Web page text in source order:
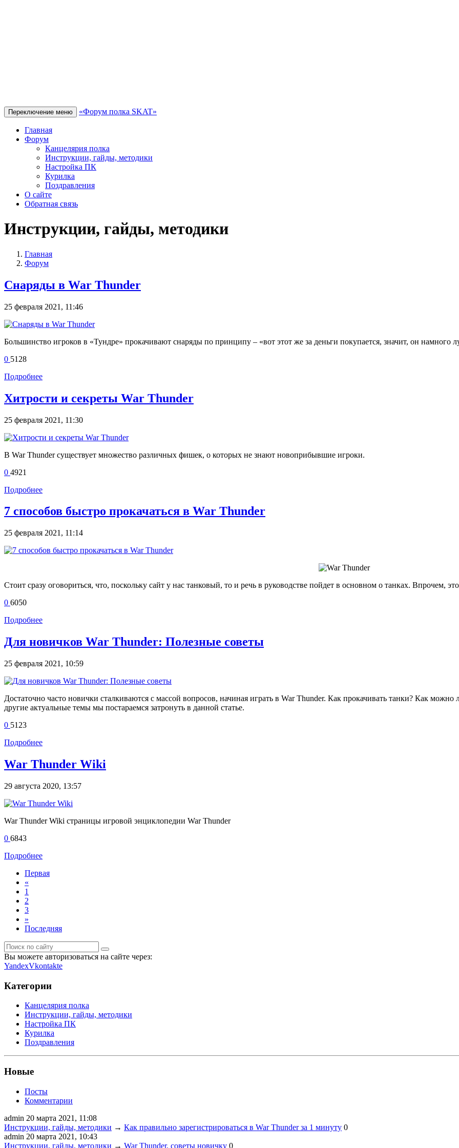
Переключение меню «Форум полка SKAT»
Главная
Форум
Канцелярия полка
Инструкции, гайды, методики
Настройка ПК
Курилка
Поздравления
О сайте
Обратная связь
Инструкции, гайды, методики
Главная
Форум
Снаряды в War Thunder
25 февраля 2021, 11:46
Большинство игроков в «Тундре» прокачивают снаряды по принципу – «вот этот же за деньги покупается, значит, он намного
0 5128
Подробнее
Хитрости и секреты War Thunder
25 февраля 2021, 11:30
В War Thunder существует множество различных фишек, о которых не знают новоприбывшие игроки.
0 4921
Подробнее
7 способов быстро прокачаться в War Thunder
25 февраля 2021, 11:14
Стоит сразу оговориться, что, поскольку сайт у нас танковый, то и речь в руководстве пойдет в основном о танках. Впрочем,
0 6050
Подробнее
Для новичков War Thunder: Полезные советы
25 февраля 2021, 10:59
Достаточно часто новички сталкиваются с массой вопросов, начиная играть в War Thunder. Как прокачивать танки? Как можно
другие актуальные темы мы постараемся затронуть в данной статье.
0 5123
Подробнее
War Thunder Wiki
29 августа 2020, 13:57
War Thunder Wiki страницы игровой энциклопедии War Thunder
0 6843
Подробнее
Первая
«
1
2
3
»
Последняя
Вы можете авторизоваться на сайте через:
YandexVkontakte
Категории
Канцелярия полка
Инструкции, гайды, методики
Настройка ПК
Курилка
Поздравления
Новые
Посты
Комментарии
admin 20 марта 2021, 11:08
Инструкции, гайды, методики → Как правильно зарегистрироваться в War Thunder за 1 минуту 0
admin 20 марта 2021, 10:43
Инструкции, гайды, методики → War Thunder, советы новичку 0